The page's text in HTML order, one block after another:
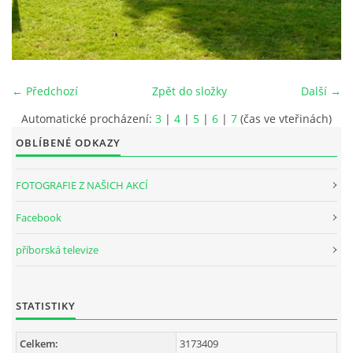
INTERNÍ SEKCE
← Předchozí Další →
Zpět do složky
Automatické procházení: 3 | 4 | 5 | 6 | 7 (čas ve vteřinách)
OBLÍBENÉ ODKAZY
FOTOGRAFIE Z NAŠICH AKCÍ
Facebook
příborská televize
STATISTIKY
Celkem: 3173409